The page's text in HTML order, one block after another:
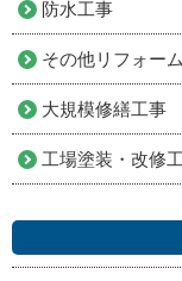
防水工事
その他リフォーム
大規模修繕工事
工場塗装・改修